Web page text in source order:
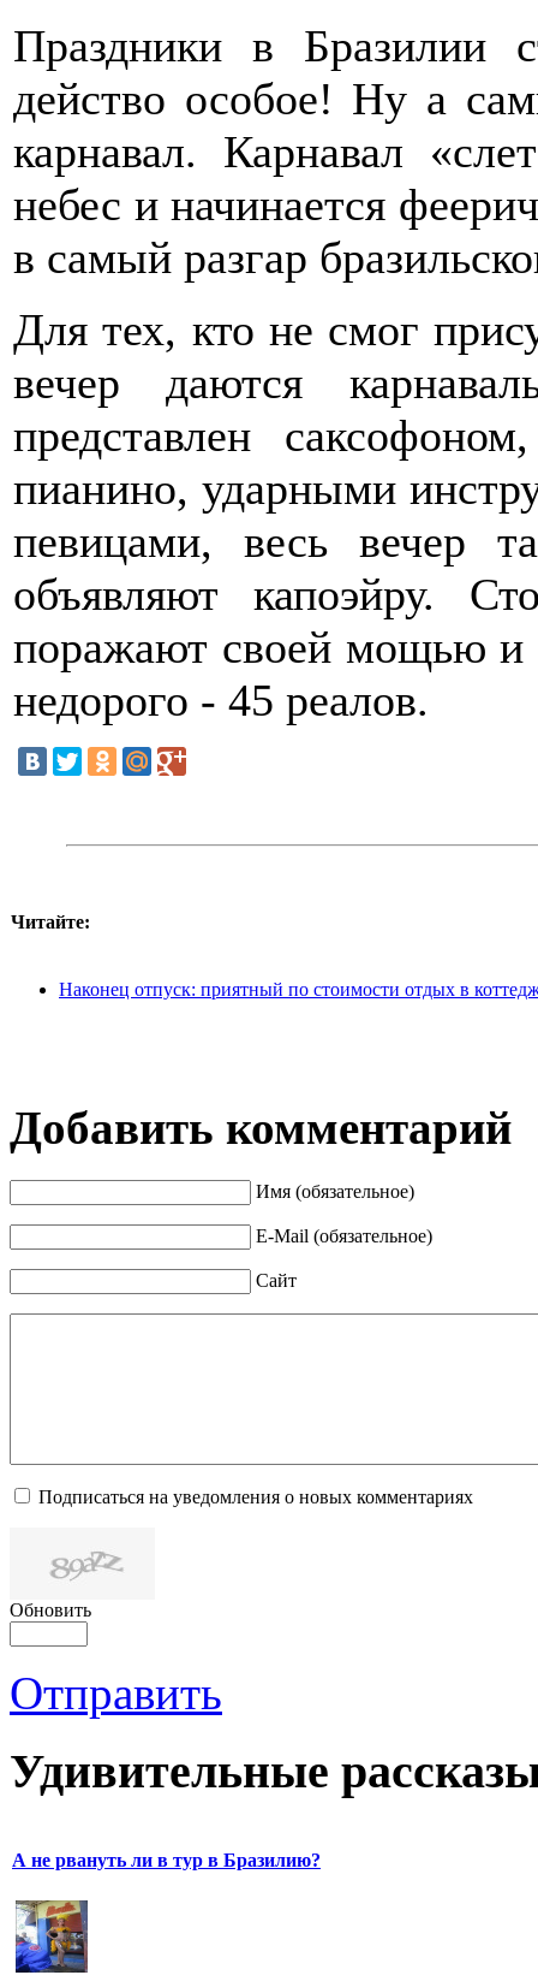
Праздники в Бразилии
действо особое! Ну а
карнавал. Карнавал
небес и начинается
в самый разгар
Для тех, кто не смог
вечер даются
представлен
пианино, ударными
певицами, весь вечер
объявляют капоэйру.
поражают своей мощью и
недорого - 45 реалов.
Читайте:
Наконец отпуск: приятный по стоимости отдых в
Добавить комментарий
Имя (обязательное)
E-Mail (обязательное)
Сайт
Подписаться на уведомления о новых комментариях
Обновить
Отправить
Удивительные
А не рвануть ли в тур в Бразилию?